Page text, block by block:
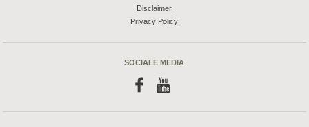
Disclaimer
Privacy Policy
SOCIALE MEDIA
f y